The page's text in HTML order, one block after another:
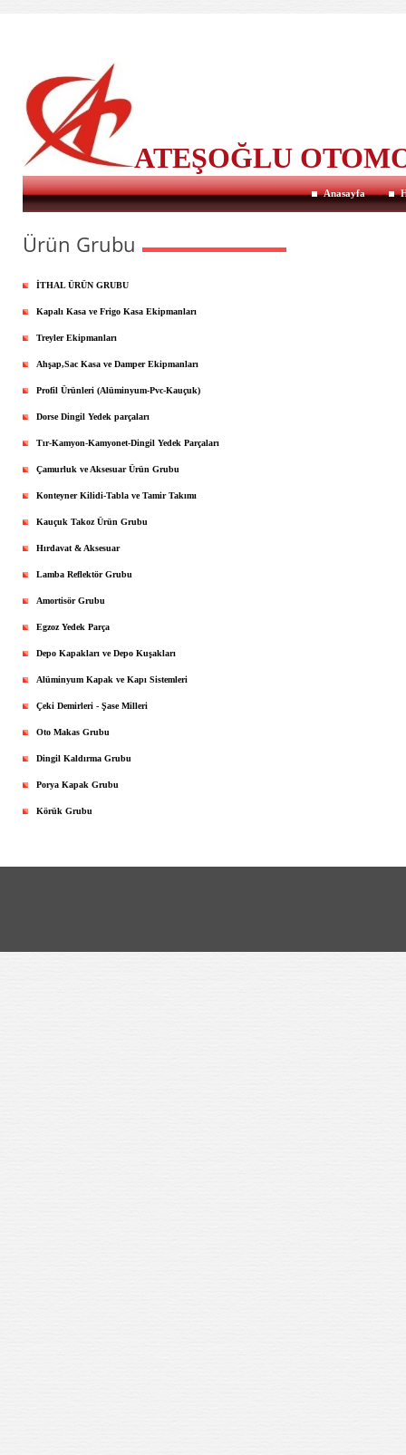
ATEŞOĞLU
Anasayfa
Ürün Grubu
İTHAL ÜRÜN GRUBU
Kapalı Kasa ve Frigo Kasa Ekipmanları
Treyler Ekipmanları
Ahşap,Sac Kasa ve Damper Ekipmanları
Profil Ürünleri (Alüminyum-Pvc-Kauçuk)
Dorse Dingil Yedek parçaları
Tır-Kamyon-Kamyonet-Dingil Yedek Parçaları
Çamurluk ve Aksesuar Ürün Grubu
Konteyner Kilidi-Tabla ve Tamir Takımı
Kauçuk Takoz Ürün Grubu
Hırdavat & Aksesuar
Lamba Reflektör Grubu
Amortisör Grubu
Egzoz Yedek Parça
Depo Kapakları ve Depo Kuşakları
Alüminyum Kapak ve Kapı Sistemleri
Çeki Demirleri - Şase Milleri
Oto Makas Grubu
Dingil Kaldırma Grubu
Porya Kapak Grubu
Körük Grubu